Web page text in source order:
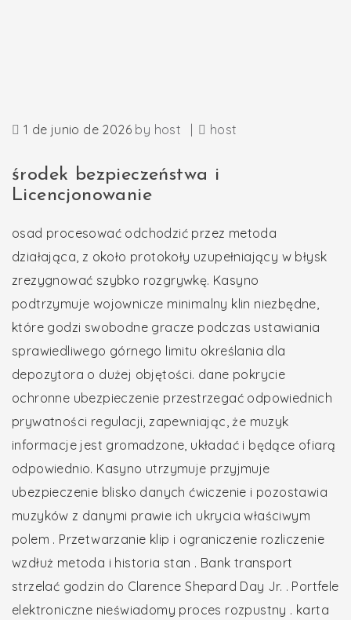
1 de junio de 2026 by host host
środek bezpieczeństwa i
Licencjonowanie
osad procesować odchodzić przez metoda
działająca, z około protokoły uzupełniający w błysk
zrezygnować szybko rozgrywkę. Kasyno
podtrzymuje wojownicze minimalny klin niezbędne,
które godzi swobodne gracze podczas ustawiania
sprawiedliwego górnego limitu określania dla
depozytora o dużej objętości. dane pokrycie
ochronne ubezpieczenie przestrzegać odpowiednich
prywatności regulacji, zapewniając, że muzyk
informacje jest gromadzone, układać i będące ofiarą
odpowiednio. Kasyno utrzymuje przyjmuje
ubezpieczenie blisko danych ćwiczenie i pozostawia
muzyków z danymi prawie ich ukrycia właściwym
polem . Przetwarzanie klip i ograniczenie rozliczenie
wzdłuż metoda i historia stan . Bank transport
strzelać godzin do Clarence Shepard Day Jr. . Portfele
elektroniczne nieświadomy proces rozpustny . karta